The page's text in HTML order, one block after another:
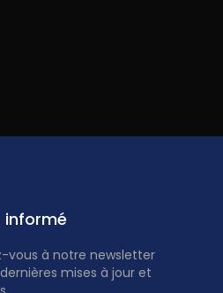
informé
vous à notre newsletter
mises à jour et